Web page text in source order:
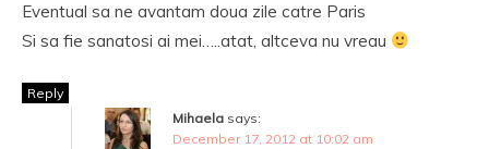
Eventual sa ne avantam doua zile catre Paris
Si sa fie sanatosi ai mei…..atat, altceva nu vreau
Reply
Mihaela says:
December 17, 2012 at 10:02 am